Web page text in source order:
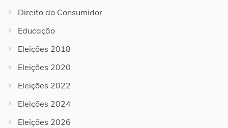
Direito do Consumidor
Educação
Eleições 2018
Eleições 2020
Eleições 2022
Eleições 2024
Eleições 2026